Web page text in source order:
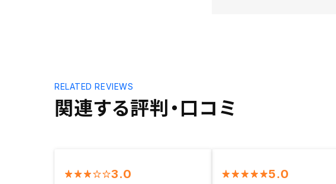
関連する評判・口コミ
RELATED REVIEWS
3.0 5.0